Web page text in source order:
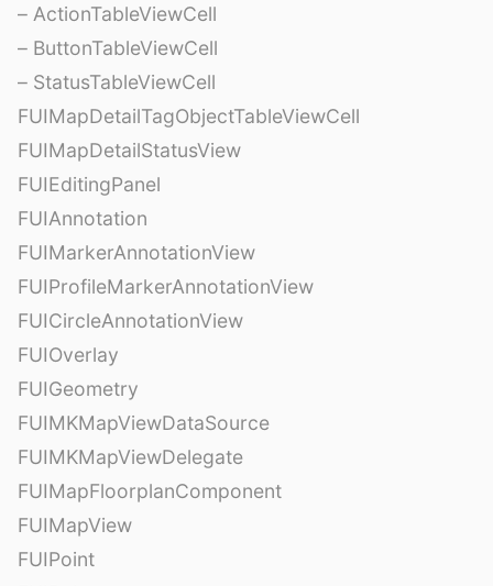
– ActionTableViewCell
– ButtonTableViewCell
– StatusTableViewCell
FUIMapDetailTagObjectTableViewCell
FUIMapDetailStatusView
FUIEditingPanel
FUIAnnotation
FUIMarkerAnnotationView
FUIProfileMarkerAnnotationView
FUICircleAnnotationView
FUIOverlay
FUIGeometry
FUIMKMapViewDataSource
FUIMKMapViewDelegate
FUIMapFloorplanComponent
FUIMapView
FUIPoint